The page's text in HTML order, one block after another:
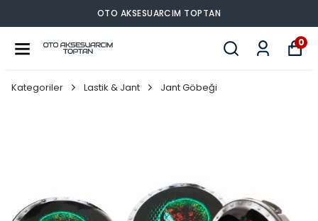
OTO AKSESUARCIM TOPTAN
0
Kategoriler Lastik & Jant Jant Göbeği